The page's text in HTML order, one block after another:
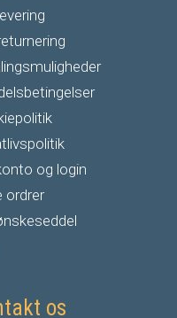
og login
ordrer
os